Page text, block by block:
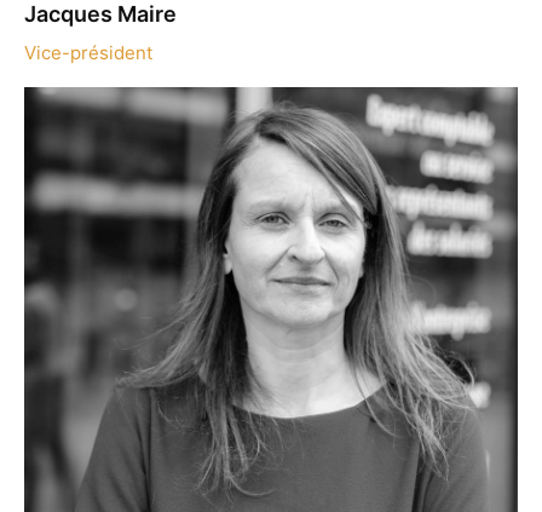
Jacques Maire
Vice-président